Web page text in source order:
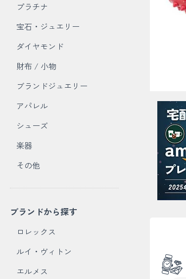
プラチナ
宝石・ジュエリー
ダイヤモンド
財布 / 小物
ブランドジュエリー
アパレル
シューズ
楽器
その他
ブランドから探す
ロレックス
ルイ・ヴィトン
エルメス